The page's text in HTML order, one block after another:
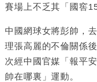
賽場上不乏其「國窖
中國網球女將彭帥，
理張高麗的不倫關係
次經中國官媒「報平
帥在哪裏」運動。